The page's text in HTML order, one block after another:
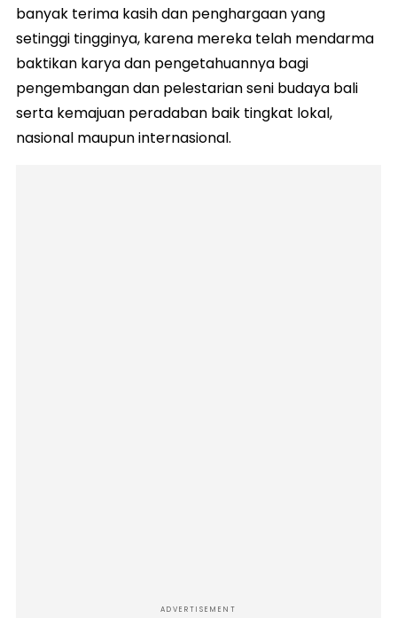
banyak terima kasih dan penghargaan yang
setinggi tingginya, karena mereka telah mendarma
baktikan karya dan pengetahuannya bagi
pengembangan dan pelestarian seni budaya bali
serta kemajuan peradaban baik tingkat lokal,
nasional maupun internasional.
ADVERTISEMENT